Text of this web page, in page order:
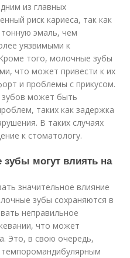
из главных
риск кариеса, так как
эмаль, чем
уязвимыми к
того, молочные зубы
что может привести к их
и проблемы с прикусом.
может быть
таких как задержка
В таких случаях
к стоматологу.
могут влиять на
значительное влияние
зубы сохраняются в
неправильное
что может
Это, в свою очередь,